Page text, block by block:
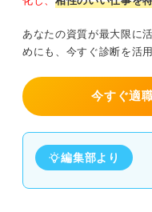
あなたの資質が最大限に
めにも、今すぐ診断を活
今すぐ適
編集部より